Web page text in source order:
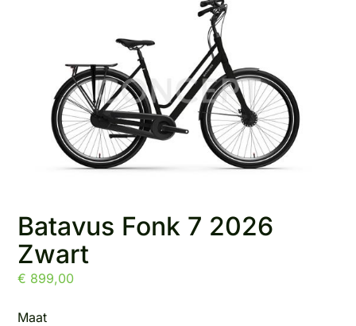
Batavus Fonk 7 2026
Zwart
€ 899,00
Maat